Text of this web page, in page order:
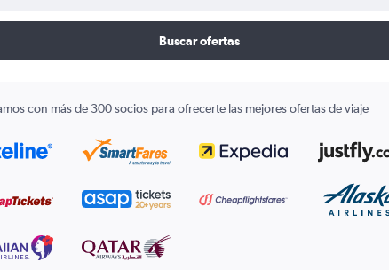
Buscar ofertas
con más de 300 socios para ofrecerte las mejores ofertas de viaje